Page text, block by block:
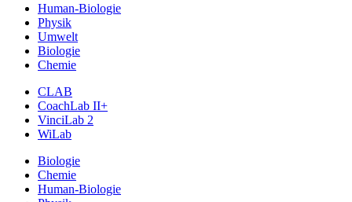
Human-Biologie
Physik
Umwelt
Biologie
Chemie
CLAB
CoachLab II+
VinciLab 2
WiLab
Biologie
Chemie
Human-Biologie